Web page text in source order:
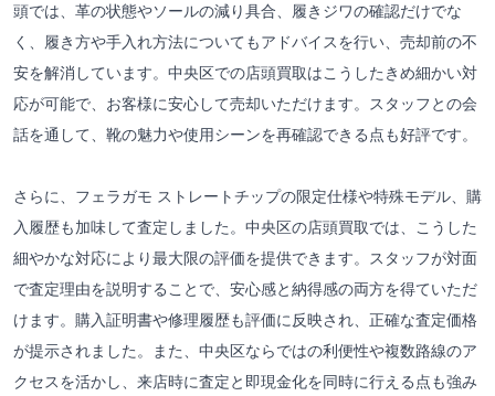
頭では、革の状態やソールの減り具合、履きジワの確認だけでな
く、履き方や手入れ方法についてもアドバイスを行い、売却前の不
安を解消しています。中央区での店頭買取はこうしたきめ細かい対
応が可能で、お客様に安心して売却いただけます。スタッフとの会
話を通して、靴の魅力や使用シーンを再確認できる点も好評です。
さらに、フェラガモ ストレートチップの限定仕様や特殊モデル、購
入履歴も加味して査定しました。中央区の店頭買取では、こうした
細やかな対応により最大限の評価を提供できます。スタッフが対面
で査定理由を説明することで、安心感と納得感の両方を得ていただ
けます。購入証明書や修理履歴も評価に反映され、正確な査定価格
が提示されました。また、中央区ならではの利便性や複数路線のア
クセスを活かし、来店時に査定と即現金化を同時に行える点も強み